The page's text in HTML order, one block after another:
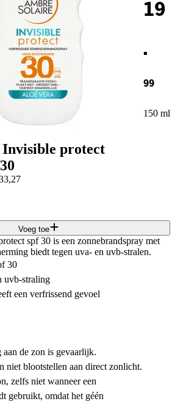
19
.
99
150 ml
protect
Voeg toe
spf 30 is een zonnebrandspray met
biedt tegen uva- en uvb-stralen.
30
uvb-straling
een verfrissend gevoel
de zon is gevaarlijk.
niet blootstellen aan direct zonlicht.
zelfs niet wanneer een
gebruikt, omdat het géén